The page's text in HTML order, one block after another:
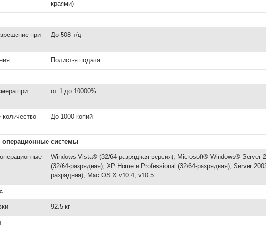
краями)
при
До 508 т/д
Полист-я подача
при
от 1 до 10000%
До 1000 копий
системы
Windows Vista® (32/64-разрядная версия), Microsoft® Windows® Server
(32/64-разрядная), XP Home и Professional (32/64-разрядная), Server
разрядная), Mac OS X v10.4, v10.5
92,5 кг